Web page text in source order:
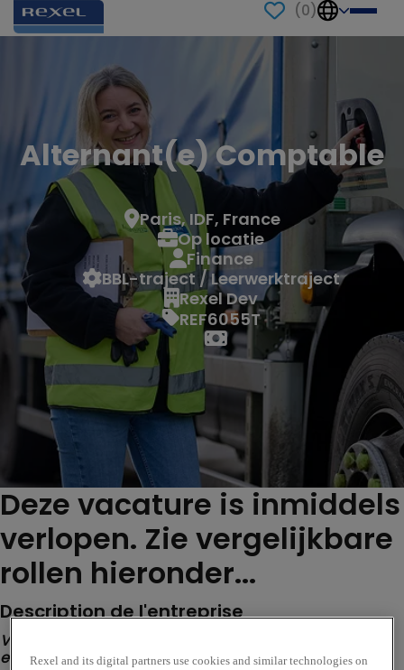
(0)
Alternant(e) Comptable
Paris, IDF, France
Op locatie
Finance
BBL-traject / Leerwerktraject
Rexel Dev
REF6055T
Deze vacature is inmiddels
verlopen. Zie vergelijkbare
rollen hieronder...
Description de l'entreprise
Vous êtes à la recherche d’une expérience
enrichissante et formatrice ?
Rexel and its digital partners use cookies and similar technologies on